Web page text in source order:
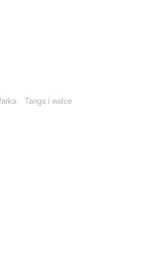
Tanga i walce